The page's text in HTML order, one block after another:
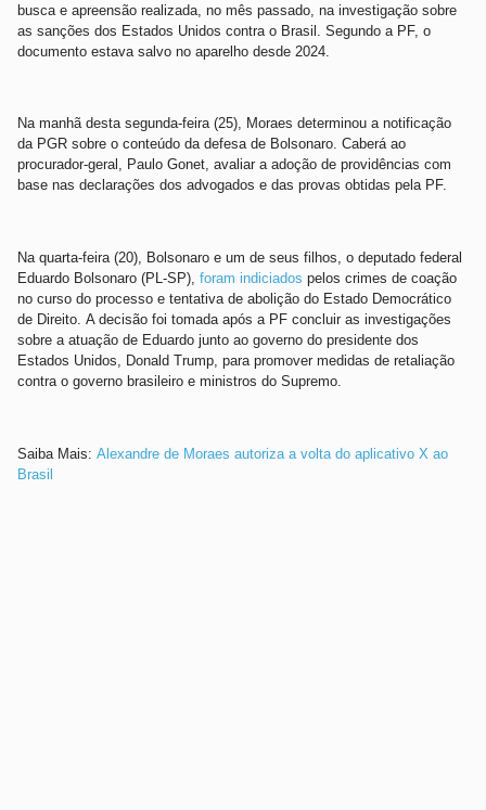
busca e apreensão realizada, no mês passado, na investigação sobre
as sanções dos Estados Unidos contra o Brasil. Segundo a PF, o
documento estava salvo no aparelho desde 2024.
Na manhã desta segunda-feira (25), Moraes determinou a notificação
da PGR sobre o conteúdo da defesa de Bolsonaro. Caberá ao
procurador-geral, Paulo Gonet, avaliar a adoção de providências com
base nas declarações dos advogados e das provas obtidas pela PF.
Na quarta-feira (20), Bolsonaro e um de seus filhos, o deputado federal
Eduardo Bolsonaro (PL-SP), foram indiciados pelos crimes de coação
no curso do processo e tentativa de abolição do Estado Democrático
de Direito. A decisão foi tomada após a PF concluir as investigações
sobre a atuação de Eduardo junto ao governo do presidente dos
Estados Unidos, Donald Trump, para promover medidas de retaliação
contra o governo brasileiro e ministros do Supremo.
Saiba Mais: Alexandre de Moraes autoriza a volta do aplicativo X ao
Brasil